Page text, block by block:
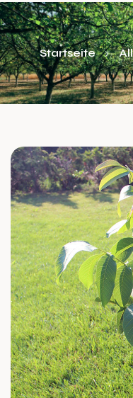
Startseite